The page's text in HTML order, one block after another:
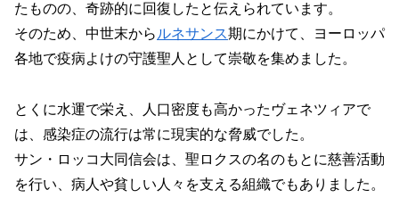
たものの、奇跡的に回復したと伝えられています。
そのため、中世末からルネサンス期にかけて、ヨーロッパ
各地で疫病よけの守護聖人として崇敬を集めました。
とくに水運で栄え、人口密度も高かったヴェネツィアで
は、感染症の流行は常に現実的な脅威でした。
サン・ロッコ大同信会は、聖ロクスの名のもとに慈善活動
を行い、病人や貧しい人々を支える組織でもありました。